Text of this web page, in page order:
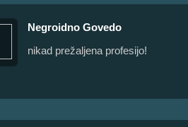
Negroidno Govedo
nikad prežaljena profesijo!